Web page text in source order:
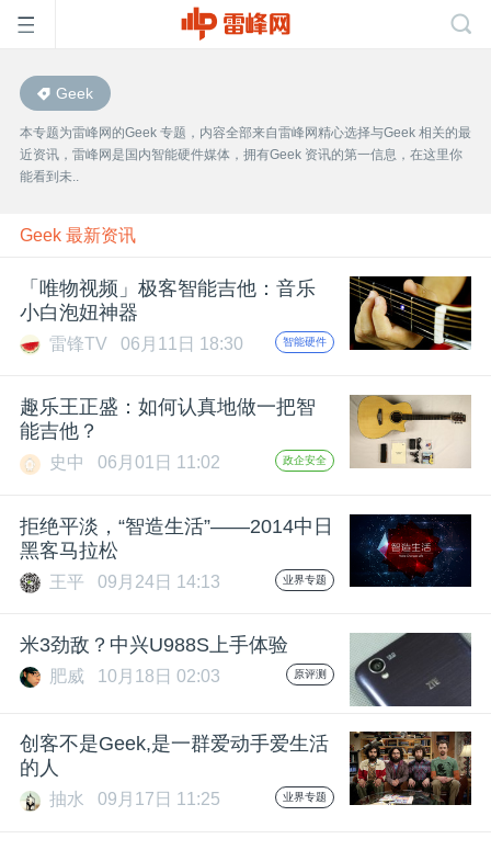
首
页
雷
峰
公
课
动
中
Geek
本专题为雷峰网的Geek 专题，内容全部来自雷峰网精心选择与Geek 相关的最
近资讯，雷峰网是国内智能硬件媒体，拥有Geek 资讯的第一信息，在这里你
能看到未..
Geek 最新资讯
「唯物视频」极客智能吉他：音乐
小白泡妞神器
雷锋TV 06月11日 18:30 智能硬件
趣乐王正盛：如何认真地做一把智
能吉他？
史中 06月01日 11:02 政企安全
拒绝平淡，“智造生活”——2014中日
黑客马拉松
王平 09月24日 14:13 业界专题
米3劲敌？中兴U988S上手体验
肥威 10月18日 02:03 原评测
创客不是Geek,是一群爱动手爱生活
的人
抽水 09月17日 11:25 业界专题